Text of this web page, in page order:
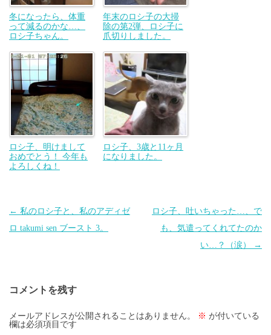
冬になったら、体重
って減るのかな…、
ロシ子ちゃん。
年末のロシ子の大掃
除の第2弾、ロシ子に
爪切りしました。
ロシ子、明けまして
おめでとう！ 今年も
よろしくね！
ロシ子、3歳と11ヶ月
になりました。
投
稿
ー
シ
ョ
← 私のロシ子と、私のアディゼ
ロ takumi sen ブースト 3。
ロシ子、吐いちゃった…、で
も、気遣ってくれてたのか
い…？（涙）
→
コメントを残す
メールアドレスが公開されることはありません。 ※ が付いている
欄は必須項目です